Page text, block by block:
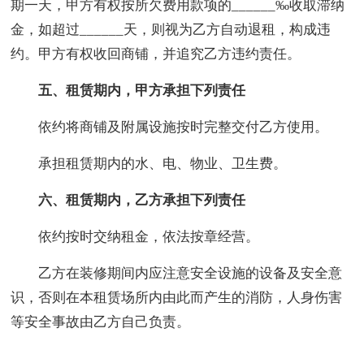
期一天，甲方有权按所欠费用款项的______‰收取滞纳
金，如超过______天，则视为乙方自动退租，构成违
约。甲方有权收回商铺，并追究乙方违约责任。
五、租赁期内，甲方承担下列责任
依约将商铺及附属设施按时完整交付乙方使用。
承担租赁期内的水、电、物业、卫生费。
六、租赁期内，乙方承担下列责任
依约按时交纳租金，依法按章经营。
乙方在装修期间内应注意安全设施的设备及安全意
识，否则在本租赁场所内由此而产生的消防，人身伤害
等安全事故由乙方自己负责。